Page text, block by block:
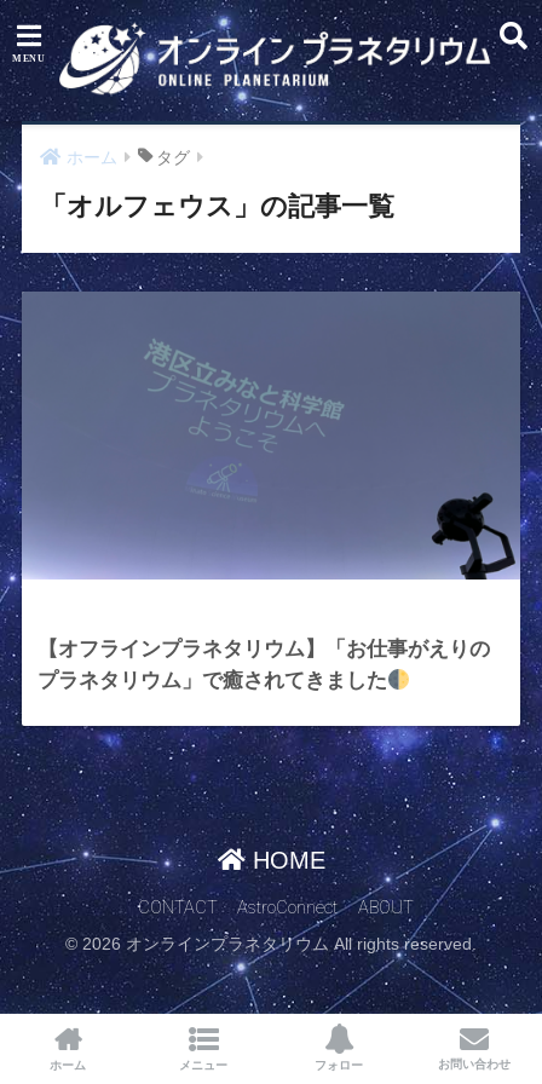
ホーム タグ
「オルフェウス」の記事一覧
【オフラインプラネタリウム】「お仕事がえりの
プラネタリウム」で癒されてきました
HOME
CONTACT AstroConnect ABOUT
© 2026 オンラインプラネタリウム All rights reserved.
ホーム メニュー フォロー お問い合わせ